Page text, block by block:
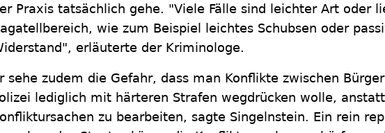
Praxis tatsächlich gehe. "Viele Fälle sind leichter Art oder
wie zum Beispiel leichtes Schubsen oder
erläuterte der Kriminologe.
sehe zudem die Gefahr, dass man Konflikte zwischen
lediglich mit härteren Strafen wegdrücken wolle,
zu bearbeiten, sagte Singelnstein. Ein rein